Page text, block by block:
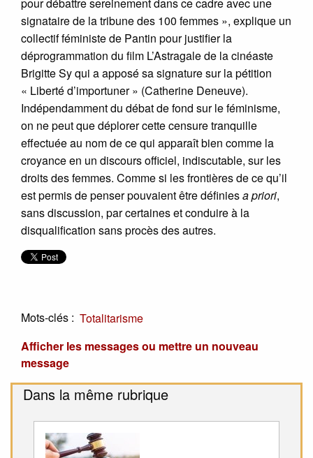
signataire de la tribune des 100 femmes », explique un
collectif féministe de Pantin pour justifier la
déprogrammation du film L’Astragale de la cinéaste
Brigitte Sy qui a apposé sa signature sur la pétition
« Liberté d’importuner » (Catherine Deneuve).
Indépendamment du débat de fond sur le féminisme,
on ne peut que déplorer cette censure tranquille
effectuée au nom de ce qui apparaît bien comme la
croyance en un discours officiel, indiscutable, sur les
droits des femmes. Comme si les frontières de ce qu’il
est permis de penser pouvaient être définiesa priori,
sans discussion, par certaines et conduire à la
disqualification sans procès des autres.
Mots-clés : Totalitarisme
Afficher les messages ou mettre un nouveau
message
Dans la même rubrique